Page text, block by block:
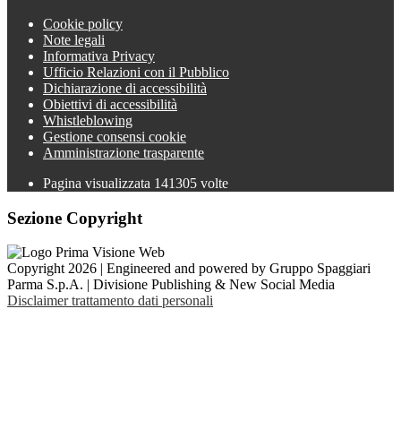
Cookie policy
Note legali
Informativa Privacy
Ufficio Relazioni con il Pubblico
Dichiarazione di accessibilità
Obiettivi di accessibilità
Whistleblowing
Gestione consensi cookie
Amministrazione trasparente
Pagina visualizzata 141305 volte
Sezione Copyright
Copyright 2026 | Engineered and powered by Gruppo Spaggiari
Parma S.p.A. | Divisione Publishing & New Social Media
Disclaimer trattamento dati personali